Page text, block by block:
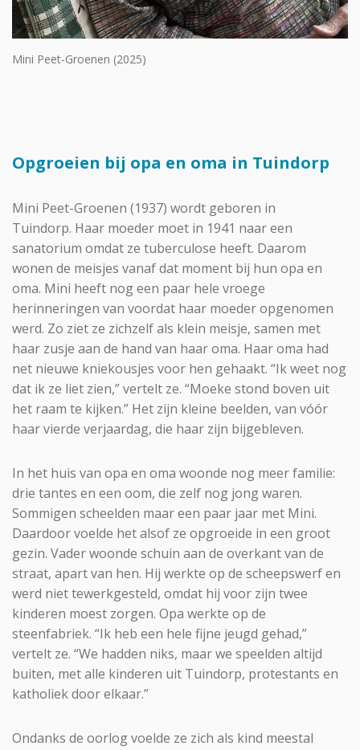
Mini Peet-Groenen (2025)
Opgroeien bij opa en oma in Tuindorp
Mini Peet-Groenen (1937) wordt geboren in
Tuindorp. Haar moeder moet in 1941 naar een
sanatorium omdat ze tuberculose heeft. Daarom
wonen de meisjes vanaf dat moment bij hun opa en
oma. Mini heeft nog een paar hele vroege
herinneringen van voordat haar moeder opgenomen
werd. Zo ziet ze zichzelf als klein meisje, samen met
haar zusje aan de hand van haar oma. Haar oma had
net nieuwe kniekousjes voor hen gehaakt. “Ik weet nog
dat ik ze liet zien,” vertelt ze. “Moeke stond boven uit
het raam te kijken.” Het zijn kleine beelden, van vóór
haar vierde verjaardag, die haar zijn bijgebleven.
In het huis van opa en oma woonde nog meer familie:
drie tantes en een oom, die zelf nog jong waren.
Sommigen scheelden maar een paar jaar met Mini.
Daardoor voelde het alsof ze opgroeide in een groot
gezin. Vader woonde schuin aan de overkant van de
straat, apart van hen. Hij werkte op de scheepswerf en
werd niet tewerkgesteld, omdat hij voor zijn twee
kinderen moest zorgen. Opa werkte op de
steenfabriek. “Ik heb een hele fijne jeugd gehad,”
vertelt ze. “We hadden niks, maar we speelden altijd
buiten, met alle kinderen uit Tuindorp, protestants en
katholiek door elkaar.”
Ondanks de oorlog voelde ze zich als kind meestal